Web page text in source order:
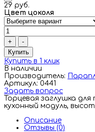
29 руб.
Цвет цоколя
+
-
Купить
Купить в 1 клик
В наличии
Производитель:
Артикул: 0441
Задать вопрос
Торцевая заглушка
кухонный модуль,
Описание
Отзывы (0)